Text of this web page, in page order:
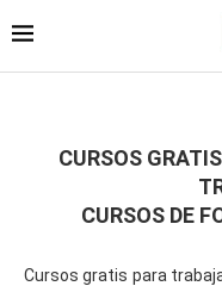
CURSOS
CURSOS DE
Cursos gratis para